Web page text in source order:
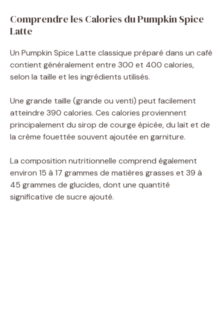
Comprendre les Calories du Pumpkin Spice
Latte
Un Pumpkin Spice Latte classique préparé dans un café
contient généralement entre 300 et 400 calories,
selon la taille et les ingrédients utilisés.
Une grande taille (grande ou venti) peut facilement
atteindre 390 calories. Ces calories proviennent
principalement du sirop de courge épicée, du lait et de
la crème fouettée souvent ajoutée en garniture.
La composition nutritionnelle comprend également
environ 15 à 17 grammes de matières grasses et 39 à
45 grammes de glucides, dont une quantité
significative de sucre ajouté.